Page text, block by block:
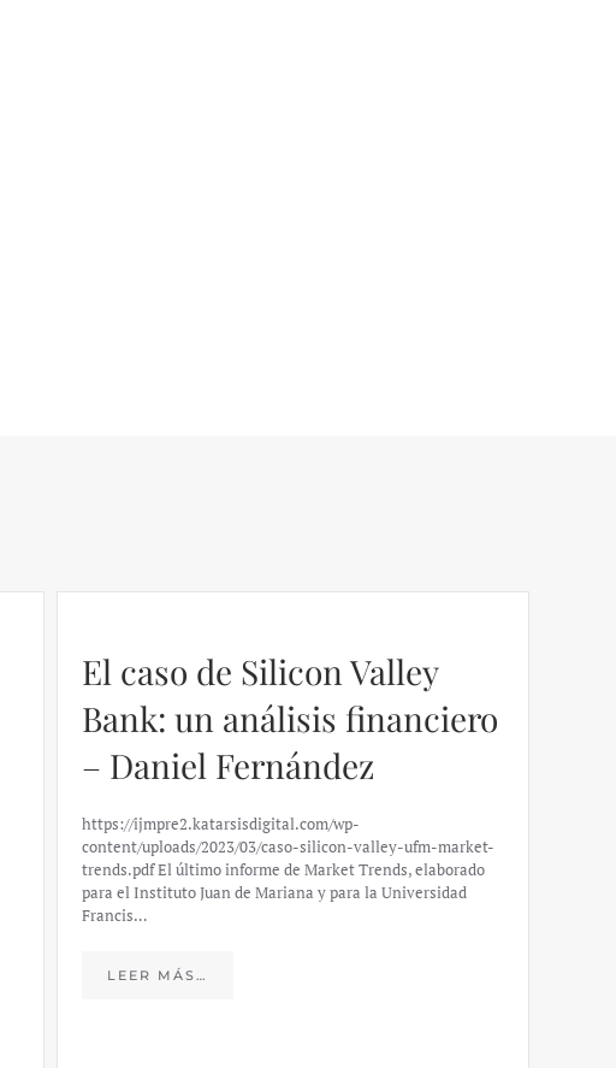
El caso de Silicon Valley
Bank: un análisis financiero
– Daniel Fernández
https://ijmpre2.katarsisdigital.com/wp-
content/uploads/2023/03/caso-silicon-valley-ufm-market-
trends.pdf El último informe de Market Trends, elaborado
para el Instituto Juan de Mariana y para la Universidad
Francis…
LEER MÁS…